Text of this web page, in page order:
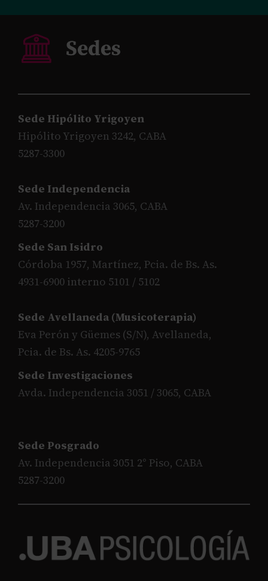
Sede Hipólito Yrigoyen
Hipólito Yrigoyen 3242, CABA
5287-3300
Sede Independencia
Av. Independencia 3065, CABA
5287-3200
Sede San Isidro
Córdoba 1957, Martínez, Pcia. de Bs. As.
4931-6900 interno 5101 / 5102
Sede Avellaneda (Musicoterapia)
Eva Perón y Güemes (S/N), Avellaneda,
Pcia. de Bs. As. 4205-9765
Sede Investigaciones
Avda. Independencia 3051 / 3065, CABA
Sede Posgrado
Av. Independencia 3051 2° Piso, CABA
5287-3200